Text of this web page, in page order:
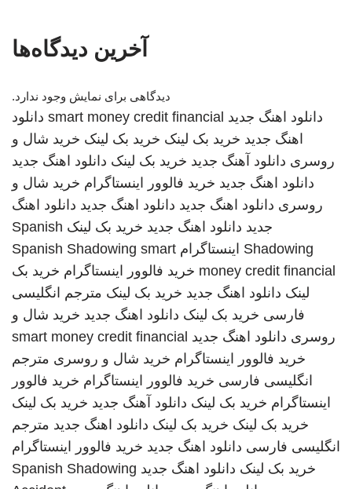
آخرین دیدگاه‌ها
دیدگاهی برای نمایش وجود ندارد.
دانلود اهنگ جدید smart money credit financial دانلود
اهنگ جدید خرید بک لینک خرید بک لینک خرید شال و
روسری دانلود آهنگ جدید خرید بک لینک دانلود اهنگ جدید
دانلود اهنگ جدید خرید فالوور اینستاگرام خرید شال و
روسری دانلود اهنگ جدید دانلود اهنگ جدید دانلود اهنگ
جدید دانلود اهنگ جدید خرید بک لینک Spanish
Shadowing اینستاگرام Spanish Shadowing smart
money credit financial خرید فالوور اینستاگرام خرید بک
لینک دانلود اهنگ جدید خرید بک لینک مترجم انگلیسی
فارسی خرید بک لینک دانلود اهنگ جدید خرید شال و
روسری دانلود اهنگ جدید smart money credit financial
خرید فالوور اینستاگرام خرید شال و روسری مترجم
انگلیسی فارسی خرید فالوور اینستاگرام خرید فالوور
اینستاگرام خرید بک لینک دانلود آهنگ جدید خرید بک لینک
خرید بک لینک خرید بک لینک دانلود اهنگ جدید مترجم
انگلیسی فارسی دانلود اهنگ جدید خرید فالوور اینستاگرام
خرید بک لینک دانلود اهنگ جدید Spanish Shadowing